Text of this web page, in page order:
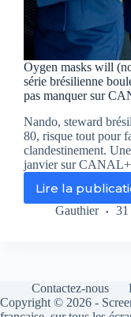
Oygen masks will
série brésilienne
pas manquer sur
Nando, steward
80, risque tout pour
clandestinement.
janvier sur
Lire la
Oygen
masks
:
cette
Gauthier 31
Contactez-nous
Copyright © 2026 -